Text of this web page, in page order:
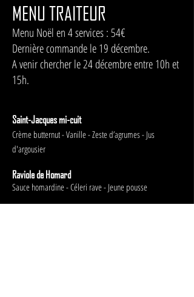
MENU TRAITEUR
Menu Noël en 4 services : 54€
Dernière commande le 19 décembre.
A venir chercher le 24 décembre entre 10h et
15h.
Saint-Jacques mi-cuit
Crème butternut - Vanille - Zeste d’agrumes - Jus
d'argousier
Raviole de Homard
Sauce homardine - Céleri rave - Jeune pousse